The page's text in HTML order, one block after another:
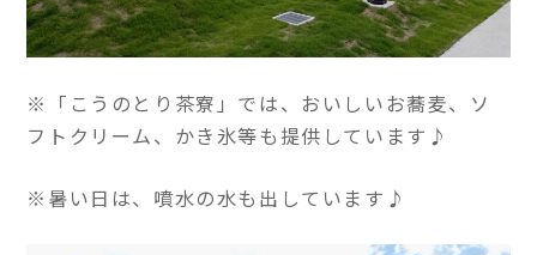
※「こうのとり茶寮」では、おいしいお蕎麦、ソ
フトクリーム、かき氷等も提供しています♪
※暑い日は、噴水の水も出しています♪